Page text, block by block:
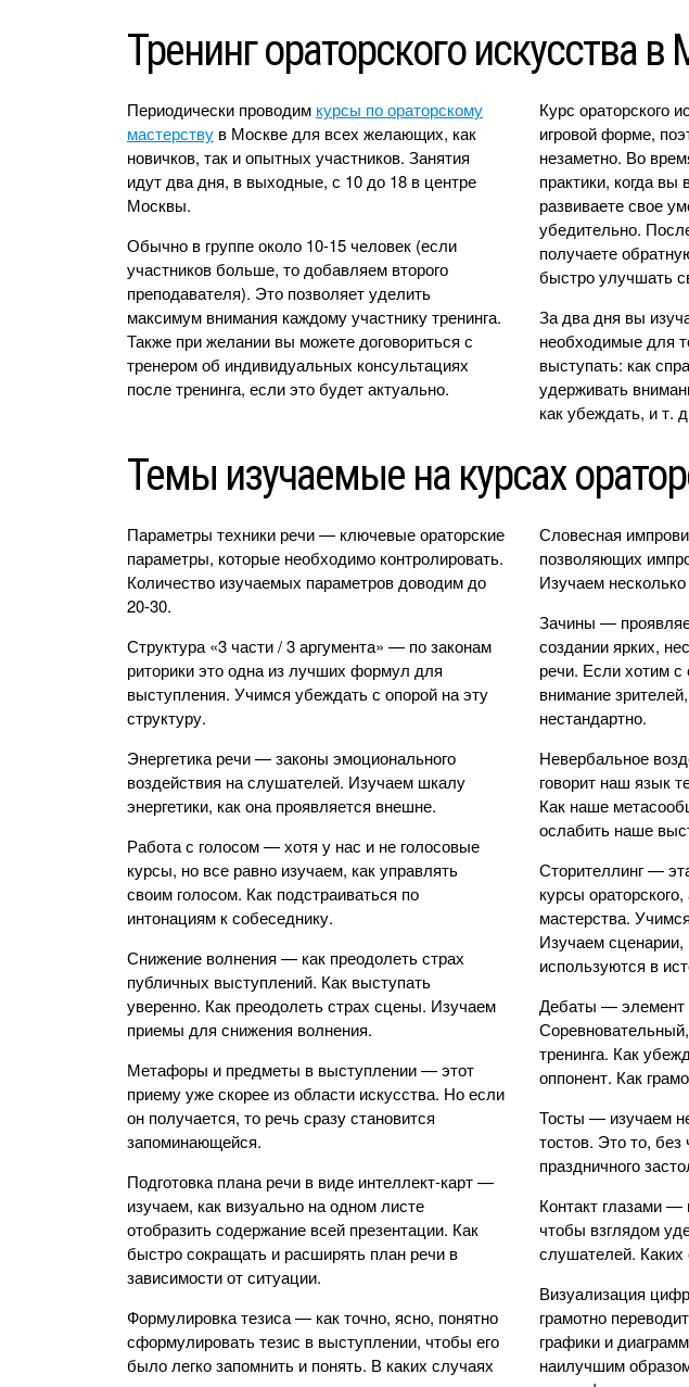
Тренинг ораторского искусства
Периодически проводим курсы по ораторскому
мастерству в Москве для всех желающих, как
новичков, так и опытных участников. Занятия
идут два дня, в выходные, с 10 до 18 в центре
Москвы.
Обычно в группе около 10-15 человек (если
участников больше, то добавляем второго
преподавателя). Это позволяет уделить
максимум внимания каждому участнику тренинга.
Также при желании вы можете договориться с
тренером об индивидуальных консультациях
после тренинга, если это будет актуально.
Курс ораторского
игровой форме,
незаметно. Во
практики, когда вы
развиваете свое
убедительно.
получаете
быстро улучшать
За два дня вы
необходимые для
выступать: как
удерживать
как убеждать, и т.
Темы изучаемые на курсах
Параметры техники речи — ключевые ораторские
параметры, которые необходимо контролировать.
Количество изучаемых параметров доводим до
20-30.
Структура «3 части / 3 аргумента» — по законам
риторики это одна из лучших формул для
выступления. Учимся убеждать с опорой на эту
структуру.
Энергетика речи — законы эмоционального
воздействия на слушателей. Изучаем шкалу
энергетики, как она проявляется внешне.
Работа с голосом — хотя у нас и не голосовые
курсы, но все равно изучаем, как управлять
своим голосом. Как подстраиваться по
интонациям к собеседнику.
Снижение волнения — как преодолеть страх
публичных выступлений. Как выступать
уверенно. Как преодолеть страх сцены. Изучаем
приемы для снижения волнения.
Метафоры и предметы в выступлении — этот
приему уже скорее из области искусства. Но если
он получается, то речь сразу становится
запоминающейся.
Подготовка плана речи в виде интеллект-карт —
изучаем, как визуально на одном листе
отобразить содержание всей презентации. Как
быстро сокращать и расширять план речи в
зависимости от ситуации.
Формулировка тезиса — как точно, ясно, понятно
сформулировать тезис в выступлении, чтобы его
было легко запомнить и понять. В каких случаях
Словесная
позволяющих
Изучаем
Зачины —
создании ярких,
речи. Если хотим с
внимание
нестандартно.
Невербальное
говорит наш язык
Как наше
ослабить наше
Сторителлинг —
курсы
мастерства.
Изучаем
используются в
Дебаты — элемент
тренинга. Как
оппонент. Как
Тосты — изучаем
тостов. Это то, без
праздничного
Контакт глазами —
чтобы взглядом
слушателей. Каких
Визуализация
грамотно
графики и
наилучшим